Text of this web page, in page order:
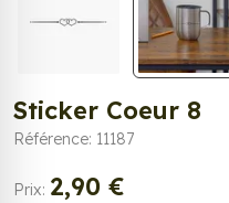
Sticker Coeur 8
Référence: 11187
Prix: 2,90 €